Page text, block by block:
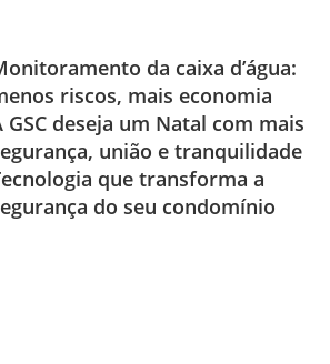
da caixa d’água:
riscos, mais economia
GSC deseja um Natal com mais
união e tranquilidade
que transforma a
do seu condomínio